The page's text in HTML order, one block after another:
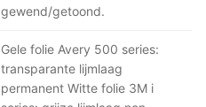
gewend/getoond.
Gele folie Avery 500 series:
transparante lijmlaag
permanent Witte folie 3M i